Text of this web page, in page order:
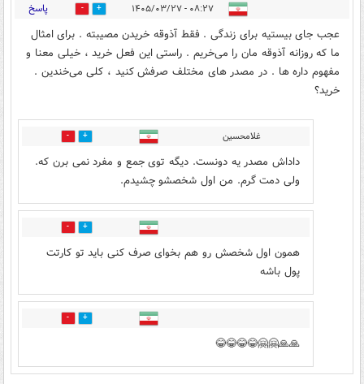
۰۸:۲۷ - ۱۴۰۵/۰۳/۲۷ 2 پاسخ
عجب جای بیستیه برای زندگی . فقط آذوقه خریدن مصیبته . برای امثال
ما که روزانه آذوقه مان را می‌خریم . راستی این فعل خرید ، خیلی معنا و
مفهوم داره ها . در مصدر های مختلف صرفش کنید ، کلی می‌خندین .
خرید؟
غلامحسین 1
داداش مصدر یه دونست. دیگه توی جمع و مفرد نمی برن که.
ولی دمت گرم. من اول شخصشو چشیدم.
2
همون اول شخصش رو هم بخوای صرف کنی باید تو کارتت
پول باشه
0
🙏🙏🤗🤗😂😂😂😂